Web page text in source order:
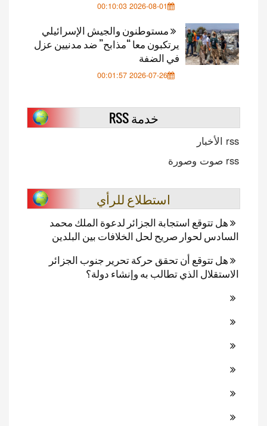
2026-08-01 00:10:03
مستوطنون والجيش الإسرائيلي
يرتكبون معا “مذابح” ضد مدنيين عزل
في الضفة
2026-07-26 00:01:57
خدمة RSS
rss الأخبار
rss صوت وصورة
استطلاع للرأي
هل تتوقع استجابة الجزائر لدعوة الملك محمد
السادس لحوار صريح لحل الخلافات بين البلدين
هل تتوقع أن تحقق حركة تحرير جنوب الجزائر
الاستقلال الذي تطالب به وإنشاء دولة؟